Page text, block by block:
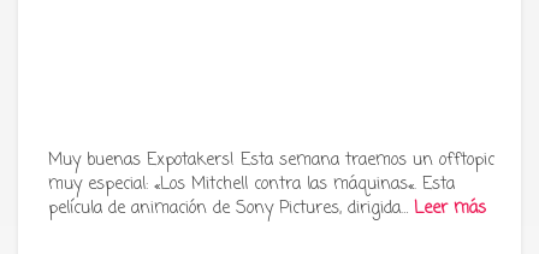
Muy buenas Expotakers! Esta semana traemos un offtopic
muy especial: «Los Mitchell contra las máquinas«. Esta
película de animación de Sony Pictures, dirigida… Leer más